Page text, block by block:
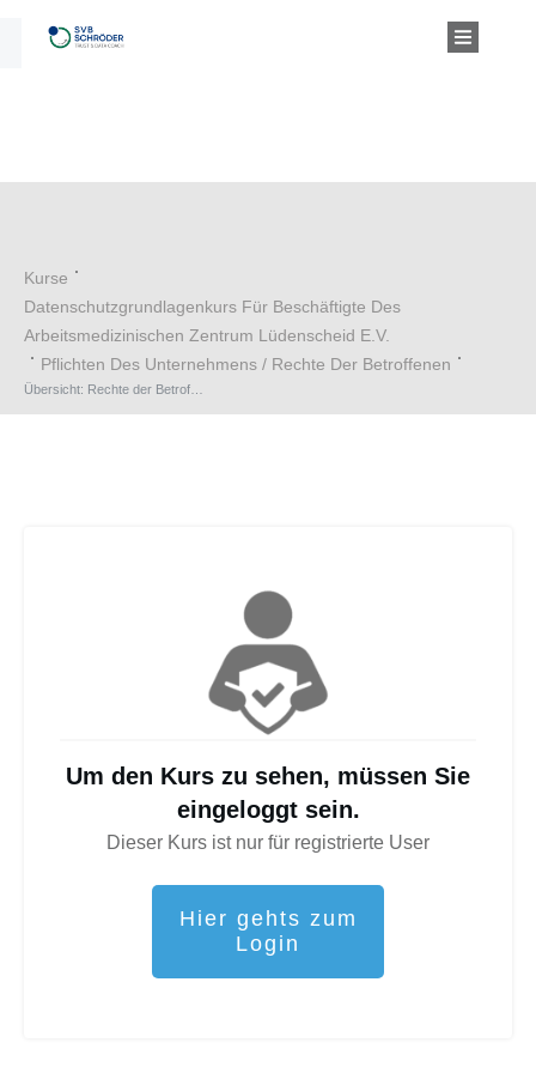
Kurse
Datenschutzgrundlagenkurs Für Beschäftigte Des
Arbeitsmedizinischen Zentrum Lüdenscheid E.V.
Pflichten Des Unternehmens / Rechte Der Betroffenen
Um den Kurs zu sehen, müssen Sie
eingeloggt sein.
Dieser Kurs ist nur für registrierte User
Hier gehts zum
Login